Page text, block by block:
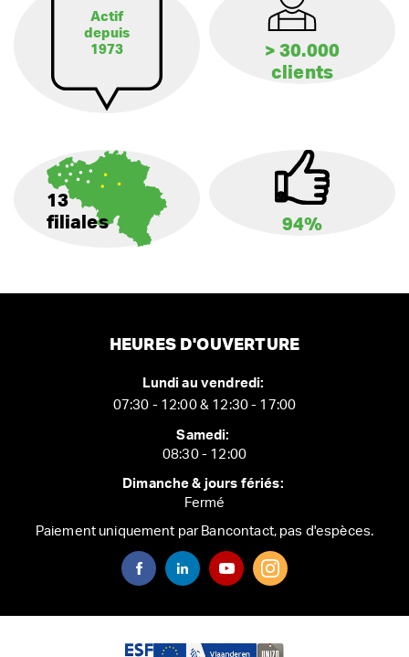
Actif
depuis
1973
> 30.000
clients
13
filiales
94%
HEURES D'OUVERTURE
Lundi au vendredi:
07:30 - 12:00 & 12:30 - 17:00
Samedi:
08:30 - 12:00
Dimanche & jours fériés:
Fermé
Paiement uniquement par Bancontact, pas d'espèces.